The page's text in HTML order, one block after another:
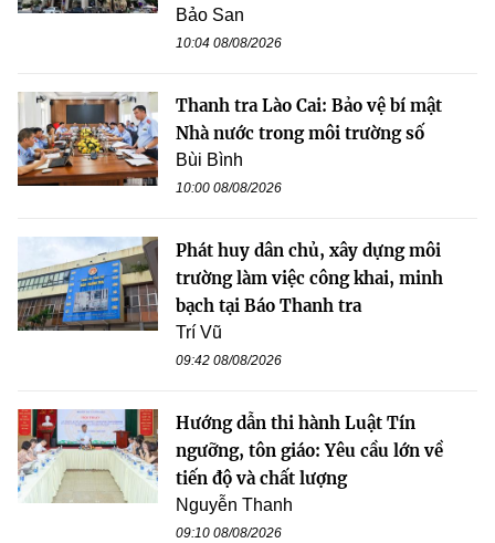
Bảo San
10:04 08/08/2026
Thanh tra Lào Cai: Bảo vệ bí mật
Nhà nước trong môi trường số
Bùi Bình
10:00 08/08/2026
Phát huy dân chủ, xây dựng môi
trường làm việc công khai, minh
bạch tại Báo Thanh tra
Trí Vũ
09:42 08/08/2026
Hướng dẫn thi hành Luật Tín
ngưỡng, tôn giáo: Yêu cầu lớn về
tiến độ và chất lượng
Nguyễn Thanh
09:10 08/08/2026